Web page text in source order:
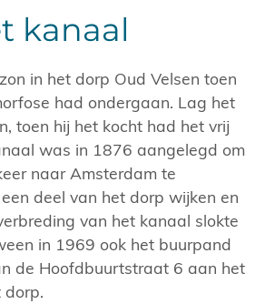
kanaal
in het dorp Oud Velsen toen
had ondergaan. Lag het
toen hij het kocht had het vrij
was in 1876 aangelegd om
naar Amsterdam te
deel van het dorp wijken en
van het kanaal slokte
in 1969 ook het buurpand
de Hoofdbuurtstraat 6 aan het
dorp.